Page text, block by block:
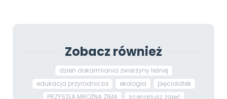
Zobacz również
dzień dokarmiania zwierzyny leśnej
edukacja przyrodnicza
ekologia
pięciolatek
PRZYSZŁA MROŹNA ZIMA
scenariusz zajęć